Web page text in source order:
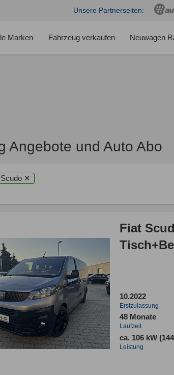
Unsere Partnerseiten:
Marken Fahrzeug verkaufen Neuwagen
Angebote und Auto Abo
Scudo ✕
Fiat
10.2022
Erstzulassung
48 Monate
Laufzeit
ca. 106 kW
Leistung